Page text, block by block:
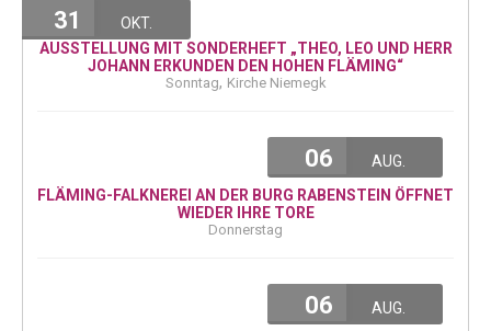
31
OKT.
AUSSTELLUNG MIT SONDERHEFT „THEO, LEO UND HERR
JOHANN ERKUNDEN DEN HOHEN FLÄMING“
Sonntag, Kirche Niemegk
06
AUG.
FLÄMING-FALKNEREI AN DER BURG RABENSTEIN ÖFFNET
WIEDER IHRE TORE
Donnerstag
06
AUG.